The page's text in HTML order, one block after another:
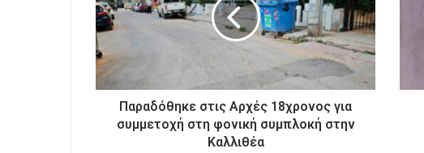
λ
ε
κ
τ
ρ
ο
Παραδόθηκε στις Αρχές 18χρονος για
συμμετοχή στη φονική συμπλοκή στην
Καλλιθέα